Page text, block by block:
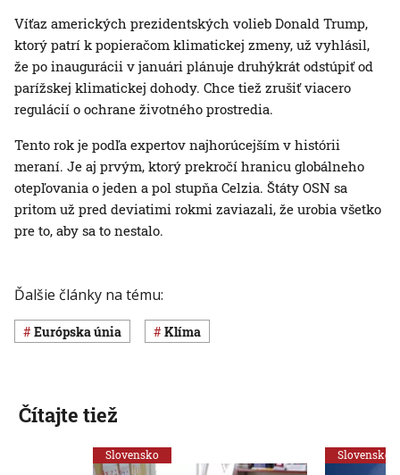
Víťaz amerických prezidentských volieb Donald Trump,
ktorý patrí k popieračom klimatickej zmeny, už vyhlásil,
že po inaugurácii v januári plánuje druhýkrát odstúpiť od
parížskej klimatickej dohody. Chce tiež zrušiť viacero
regulácií o ochrane životného prostredia.
Tento rok je podľa expertov najhorúcejším v histórii
meraní. Je aj prvým, ktorý prekročí hranicu globálneho
otepľovania o jeden a pol stupňa Celzia. Štáty OSN sa
pritom už pred deviatimi rokmi zaviazali, že urobia všetko
pre to, aby sa to nestalo.
Ďalšie články na tému:
Európska únia klíma
Čítajte tiež
Slovensko Slovensko